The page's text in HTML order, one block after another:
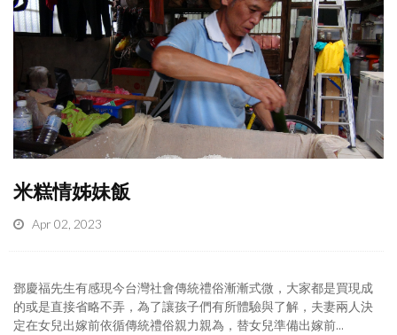
米糕情姊妹飯
Apr 02, 2023
鄧慶福先生有感現今台灣社會傳統禮俗漸漸式微，大家都是買現成
的或是直接省略不弄，為了讓孩子們有所體驗與了解，夫妻兩人決
定在女兒出嫁前依循傳統禮俗親力親為，替女兒準備出嫁前...